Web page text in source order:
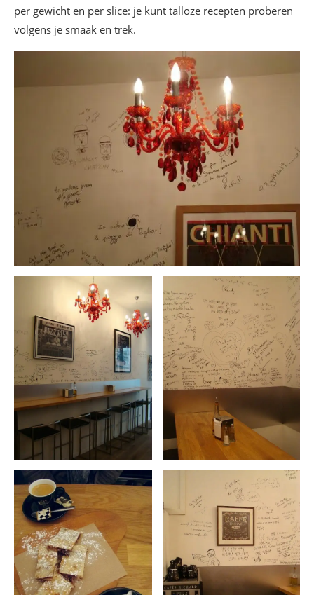
per gewicht en per slice: je kunt talloze recepten proberen
volgens je smaak en trek.